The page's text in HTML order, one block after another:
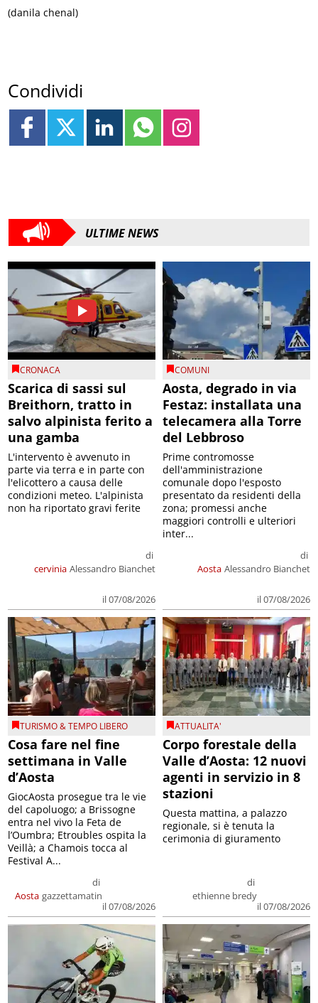
(danila chenal)
Condividi
ULTIME NEWS
CRONACA
Scarica di sassi sul
Breithorn, tratto in
salvo alpinista ferito a
una gamba
cervinia
di
Alessandro Bianchet
il 07/08/2026
L'intervento è avvenuto in
parte via terra e in parte con
l'elicottero a causa delle
condizioni meteo. L'alpinista
non ha riportato gravi ferite
COMUNI
Aosta, degrado in via
Festaz: installata una
telecamera alla Torre
del Lebbroso
Aosta
di
Alessandro Bianchet
il 07/08/2026
Prime contromosse
dell'amministrazione
comunale dopo l'esposto
presentato da residenti della
zona; promessi anche
maggiori controlli e ulteriori
inter...
TURISMO & TEMPO LIBERO
Cosa fare nel fine
settimana in Valle
d’Aosta
Aosta
di
gazzettamatin
il 07/08/2026
GiocAosta prosegue tra le vie
del capoluogo; a Brissogne
entra nel vivo la Feta de
l’Oumbra; Etroubles ospita la
Veillà; a Chamois tocca al
Festival A...
ATTUALITA'
Corpo forestale della
Valle d’Aosta: 12 nuovi
agenti in servizio in 8
stazioni
di
ethienne bredy
il 07/08/2026
Questa mattina, a palazzo
regionale, si è tenuta la
cerimonia di giuramento